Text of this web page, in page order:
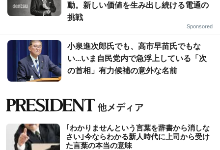
動。新しい価値を生み出し続ける電通の
挑戦
Sponsored
小泉進次郎氏でも、高市早苗氏でもな
い...いま自民党内で急浮上している「次
の首相」有力候補の意外な名前
｢わかりませんという言葉を辞書から消しな
さい｣今ならわかる新人時代に上司から受け
た言葉の本当の意味